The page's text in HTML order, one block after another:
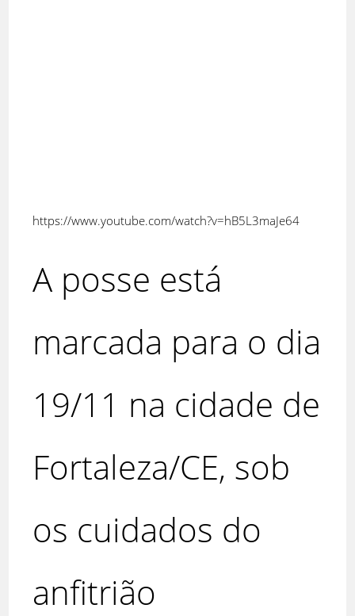
https://www.youtube.com/watch?v=hB5L3maJe64
A posse está
marcada para o dia
19/11 na cidade de
Fortaleza/CE, sob
os cuidados do
anfitrião